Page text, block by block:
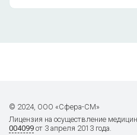
ячмень)
куриного яйца,
яйца, яйцо
© 2024, ООО «Сфера-СМ»
Лицензия на осуществление
004099 от 3 апреля 2013 года.